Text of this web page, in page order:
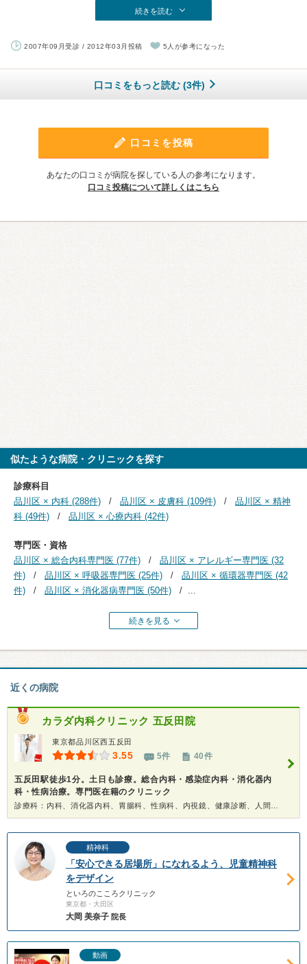
続きを読む
2007年09月受診 / 2012年03月投稿 5人が参考になった
口コミをもっと読む (3件)
口コミを投稿
あなたの口コミが病院を探している人の参考になります。
口コミ投稿について詳しくはこちら
似たような病院・クリニックを探す
診療科目
品川区 × 内科 (288件)
品川区 × 皮膚科 (109件)
品川区 × 精神
科 (49件)
品川区 × 心療内科 (42件)
専門医・資格
品川区 × 総合内科専門医 (77件)
品川区 × アレルギー専門医 (32
件)
品川区 × 呼吸器専門医 (25件)
品川区 × 循環器専門医 (42
件)
品川区 × 消化器病専門医 (50件)
続きを見る
近くの病院
カラダ内科クリニック 五反田院
東京都品川区西五反田
3.55 5件 40件
五反田駅徒歩1分。土日も診療。総合内科・感染症内科・消化器内
科・性病治療。専門医在籍のクリニック
精神科
「安心できる居場所」になれるよう、児童精神科
をデザイン
といろのこころクリニック
東京都・大田区
大岡 美奈子 院長
動画